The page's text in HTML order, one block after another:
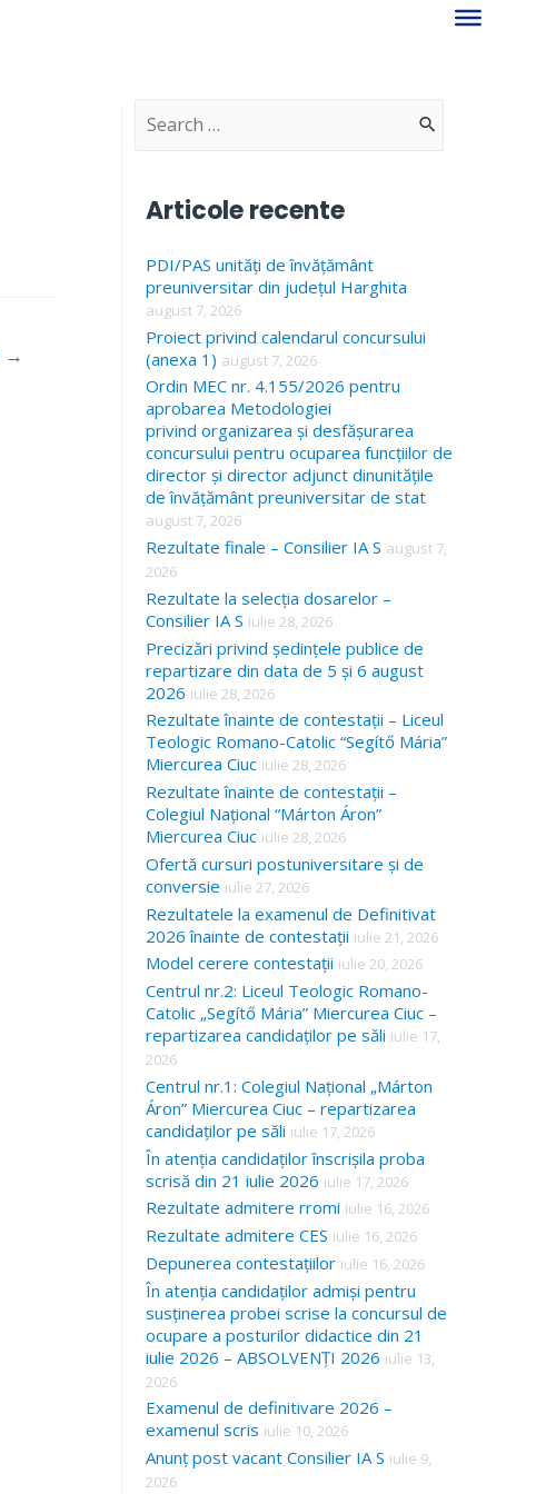
→
S
c
h
f
o
r
:
Articole recente
PDI/PAS unități de învățământ
preuniversitar din județul Harghita
august 7, 2026
Proiect privind calendarul concursului
(anexa 1) august 7, 2026
Ordin MEC nr. 4.155/2026 pentru
aprobarea Metodologiei
privind organizarea și desfășurarea
concursului pentru ocuparea funcțiilor de
director și director adjunct dinunitățile
de învățământ preuniversitar de stat
august 7, 2026
Rezultate finale – Consilier IA S august 7,
2026
Rezultate la selecția dosarelor –
Consilier IA S iulie 28, 2026
Precizări privind ședințele publice de
repartizare din data de 5 și 6 august
2026 iulie 28, 2026
Rezultate înainte de contestații – Liceul
Teologic Romano-Catolic “Segítő Mária”
Miercurea Ciuc iulie 28, 2026
Rezultate înainte de contestații –
Colegiul Național “Márton Áron”
Miercurea Ciuc iulie 28, 2026
Ofertă cursuri postuniversitare și de
conversie iulie 27, 2026
Rezultatele la examenul de Definitivat
2026 înainte de contestații iulie 21, 2026
Model cerere contestații iulie 20, 2026
Centrul nr.2: Liceul Teologic Romano-
Catolic „Segítő Mária” Miercurea Ciuc –
repartizarea candidaților pe săli iulie 17,
2026
Centrul nr.1: Colegiul Național „Márton
Áron” Miercurea Ciuc – repartizarea
candidaților pe săli iulie 17, 2026
În atenția candidaților înscrișila proba
scrisă din 21 iulie 2026 iulie 17, 2026
Rezultate admitere rromi iulie 16, 2026
Rezultate admitere CES iulie 16, 2026
Depunerea contestațiilor iulie 16, 2026
În atenția candidaților admiși pentru
susținerea probei scrise la concursul de
ocupare a posturilor didactice din 21
iulie 2026 – ABSOLVENȚI 2026 iulie 13,
2026
Examenul de definitivare 2026 –
examenul scris iulie 10, 2026
Anunț post vacant Consilier IA S iulie 9,
2026